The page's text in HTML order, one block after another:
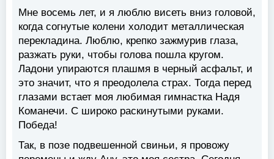
Мне восемь лет, и я люблю висеть вниз головой,
когда согнутые колени холодит металлическая
перекладина. Люблю, крепко зажмурив глаза,
разжать руки, чтобы голова пошла кругом.
Ладони упираются плашмя в черный асфальт, и
это значит, что я преодолела страх. Тогда перед
глазами встает моя любимая гимнастка Надя
Команечи. С широко раскинутыми руками.
Победа!
Так, в позе подвешенной свиньи, я провожу